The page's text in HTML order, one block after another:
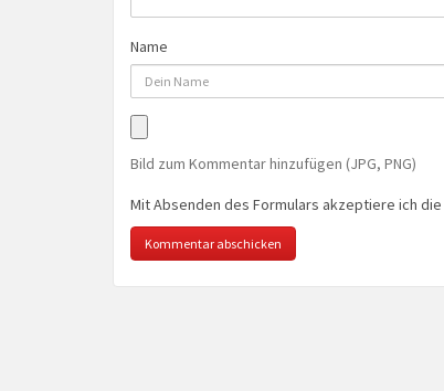
Name
Bild zum Kommentar hinzufügen (JPG, PNG)
Mit Absenden des Formulars akzeptiere ich die